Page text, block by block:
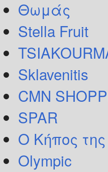
Θωμάς
Stella Fruit
Sklavenitis
CMN
SPAR
Ο Κήπος
Olympic